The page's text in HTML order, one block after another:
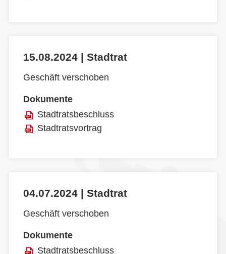
15.08.2024 | Stadtrat
Geschäft verschoben
Dokumente
Stadtratsbeschluss
Stadtratsvortrag
04.07.2024 | Stadtrat
Geschäft verschoben
Dokumente
Stadtratsbeschluss